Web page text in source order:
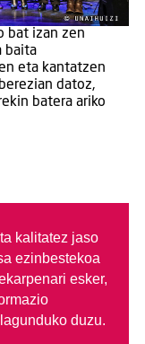
bat izan zen
baita
eta kantatzen
datoz,
batera ariko
kalitatez jaso
ezinbestekoa
esker,
duzu.